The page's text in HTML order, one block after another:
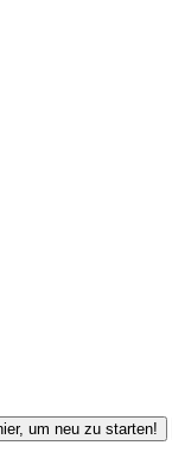
um neu zu starten!